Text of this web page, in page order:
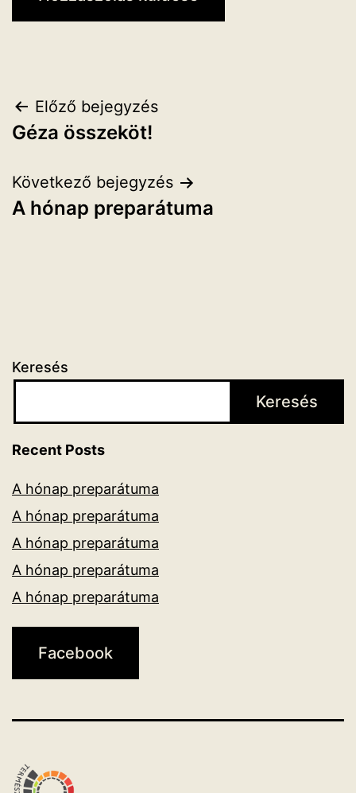
Bejegyzés
navigáció
Előző bejegyzés
Géza összeköt!
Következő bejegyzés
A hónap preparátuma
Keresés
Keresés
Recent Posts
A hónap preparátuma
A hónap preparátuma
A hónap preparátuma
A hónap preparátuma
A hónap preparátuma
Facebook